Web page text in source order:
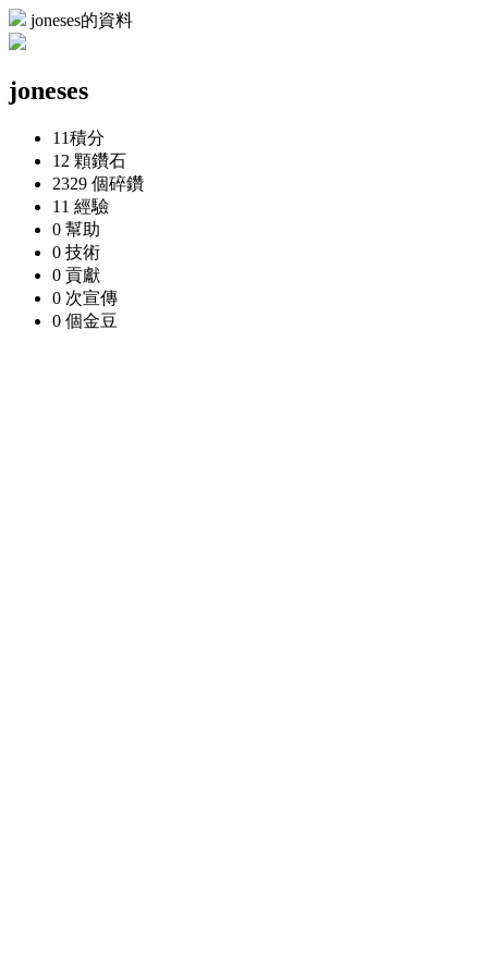
joneses的資料
joneses
11積分
12 顆鑽石
2329 個碎鑽
11 經驗
0 幫助
0 技術
0 貢獻
0 次宣傳
0 個金豆